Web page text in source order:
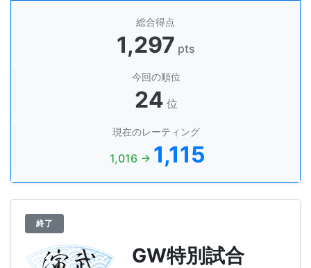
総合得点
1,297 pts
今回の順位
24 位
現在のレーティング
1,016 → 1,115
終了
GW特別試合